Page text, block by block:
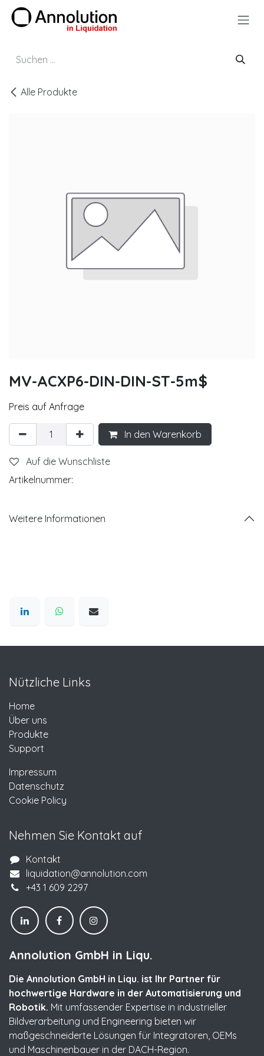
Zum Inhalt springen
Alle Produkte
MV-ACXP6-DIN-DIN-ST-5m$
Preis auf Anfrage
In den Warenkorb
Auf die Wunschliste
Artikelnummer:
Weitere Informationen
Nützliche Links
Home
Über uns
Produkte
Support
Impressum
Datenschutz
Cookie Policy
Nehmen Sie Kontakt auf
Kontakt
liquidation@annolution.com
+43 1 609 2297
Annolution GmbH in Liqu.
Die Annolution GmbH in Liqu. ist Ihr Partner für
hochwertige Hardware in der Automatisierung und
Robotik. Mit umfassender Expertise in industrieller
Bildverarbeitung und Engineering bieten wir
maßgeschneiderte Lösungen für Integratoren, OEMs
und Maschinenbauer in der DACH-Region.